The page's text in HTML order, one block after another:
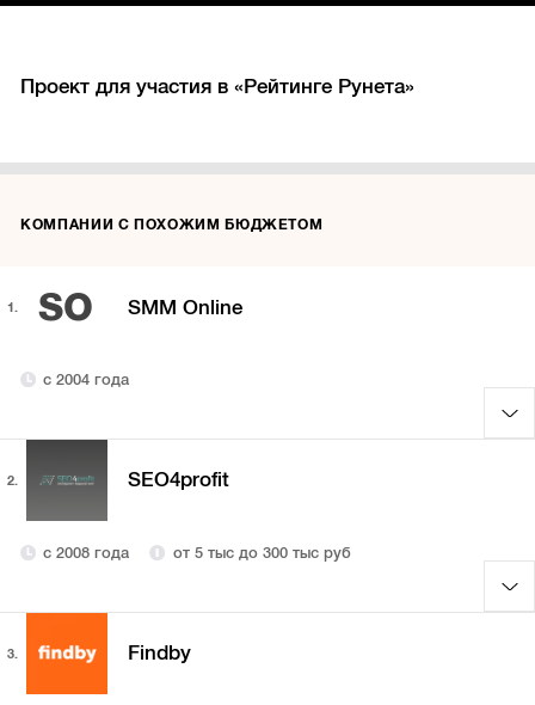
Проект для участия в «Рейтинге Рунета»
КОМПАНИИ С ПОХОЖИМ БЮДЖЕТОМ
1. SO SMM Online
с 2004 года
2. SEO4profit
с 2008 года от 5 тыс до 300 тыс руб
3. Findby